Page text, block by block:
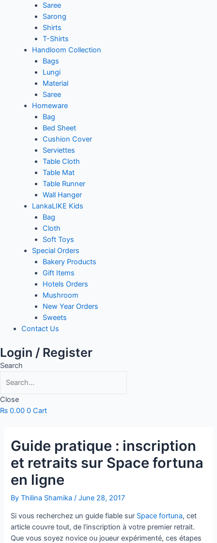
Saree
Sarong
Shirts
T-Shirts
Handloom Collection
Bags
Lungi
Material
Saree
Homeware
Bag
Bed Sheet
Cushion Cover
Serviettes
Table Cloth
Table Mat
Table Runner
Wall Hanger
LankaLIKE Kids
Bag
Cloth
Soft Toys
Special Orders
Bakery Products
Gift Items
Hotels Orders
Mushroom
New Year Orders
Sweets
Contact Us
Login / Register
Search
Close
₨ 0.00 0 Cart
Guide pratique : inscription
et retraits sur Space fortuna
en ligne
ByThilina Shamika/June 28, 2017
Si vous recherchez un guide fiable sur Space fortuna, cet
article couvre tout, de l’inscription à votre premier retrait.
Que vous soyez novice ou joueur expérimenté, ces étapes